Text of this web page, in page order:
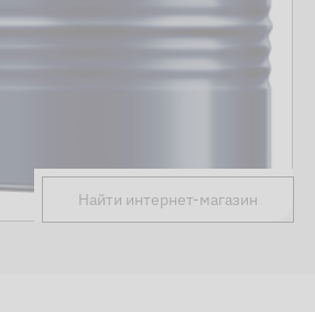
Найти интернет-магазин